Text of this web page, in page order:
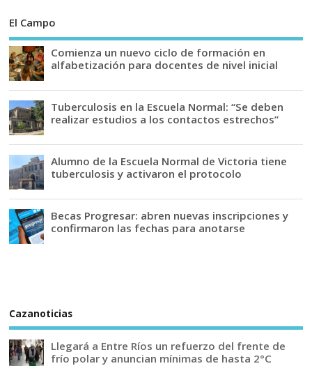
El Campo
Comienza un nuevo ciclo de formación en
alfabetización para docentes de nivel inicial
Tuberculosis en la Escuela Normal: “Se deben
realizar estudios a los contactos estrechos”
Alumno de la Escuela Normal de Victoria tiene
tuberculosis y activaron el protocolo
Becas Progresar: abren nuevas inscripciones y
confirmaron las fechas para anotarse
Cazanoticias
Llegará a Entre Ríos un refuerzo del frente de
frío polar y anuncian mínimas de hasta 2°C